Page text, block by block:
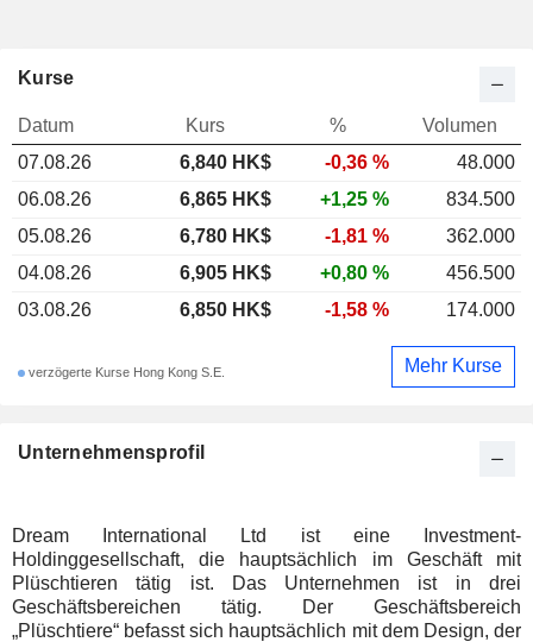
Unternehmensprofil
Dream International Ltd ist eine Investment-
Holdinggesellschaft, die hauptsächlich im Geschäft mit
Plüschtieren tätig ist. Das Unternehmen ist in drei
Geschäftsbereichen tätig. Der Geschäftsbereich
„Plüschtiere“ befasst sich hauptsächlich mit dem Design, der
Kurse
Datum Kurs %
Volumen
07.08.26
6,840 HK$ -0,36 %
48.000
06.08.26
6,865 HK$ +1,25 %
834.500
05.08.26
6,780 HK$ -1,81 %
362.000
04.08.26
6,905 HK$ +0,80 %
456.500
03.08.26
6,850 HK$ -1,58 % 174.000
verzögerte Kurse Hong Kong S.E. Mehr Kurse